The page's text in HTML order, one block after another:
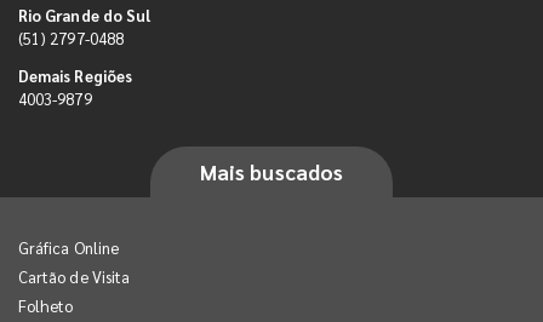
Rio Grande do Sul
(51) 2797-0488
Demais Regiões
4003-9879
Mais buscados
Gráfica Online
Cartão de Visita
Folheto